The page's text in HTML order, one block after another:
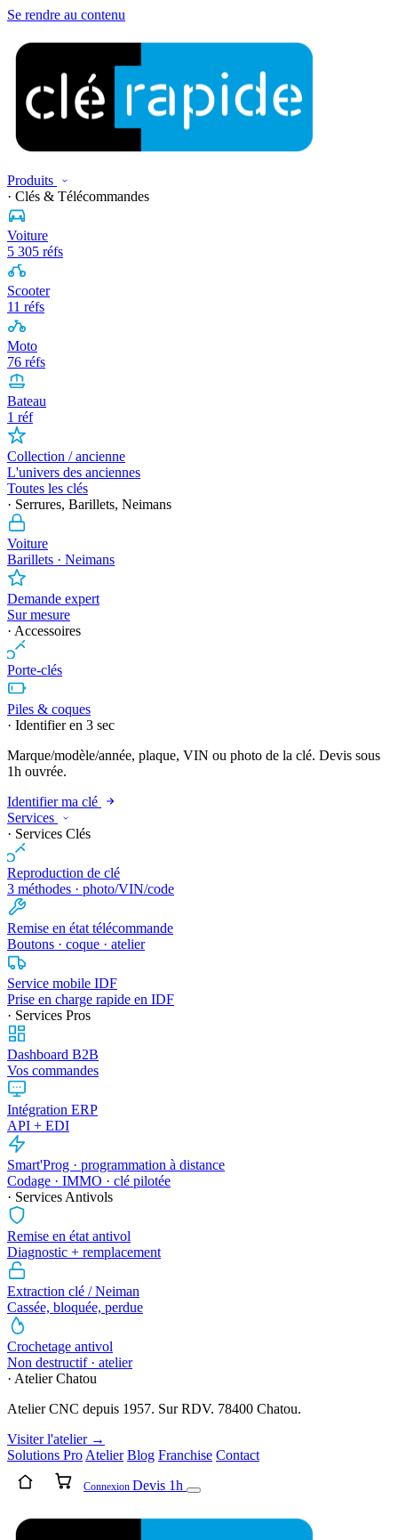
Se rendre au contenu
Produits
· Clés & Télécommandes
Voiture
5 305 réfs
Scooter
11 réfs
Moto
76 réfs
Bateau
1 réf
Collection / ancienne
L'univers des anciennes
Toutes les clés
· Serrures, Barillets, Neimans
Voiture
Barillets · Neimans
Demande expert
Sur mesure
· Accessoires
Porte-clés
Piles & coques
· Identifier en 3 sec
Marque/modèle/année, plaque, VIN ou photo de la clé. Devis sous
1h ouvrée.
Identifier ma clé
Services
· Services Clés
Reproduction de clé
3 méthodes · photo/VIN/code
Remise en état télécommande
Boutons · coque · atelier
Service mobile IDF
Prise en charge rapide en IDF
· Services Pros
Dashboard B2B
Vos commandes
Intégration ERP
API + EDI
Smart'Prog · programmation à distance
Codage · IMMO · clé pilotée
· Services Antivols
Remise en état antivol
Diagnostic + remplacement
Extraction clé / Neiman
Cassée, bloquée, perdue
Crochetage antivol
Non destructif · atelier
· Atelier Chatou
Atelier CNC depuis 1957. Sur RDV. 78400 Chatou.
Visiter l'atelier →
Solutions Pro Atelier Blog Franchise Contact
Connexion Devis 1h